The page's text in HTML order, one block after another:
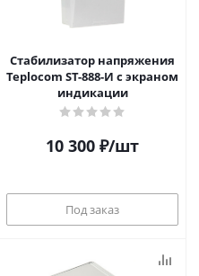
Стабилизатор напряжения
Teplocom ST-888-И с экраном
индикации
10 300 ₽/шт
Под заказ